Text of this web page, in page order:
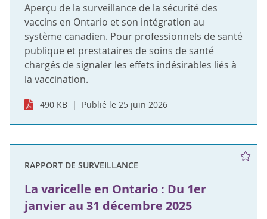
Aperçu de la surveillance de la sécurité des
vaccins en Ontario et son intégration au
système canadien. Pour professionnels de santé
publique et prestataires de soins de santé
chargés de signaler les effets indésirables liés à
la vaccination.
490 KB Publié le 25 juin 2026
RAPPORT DE SURVEILLANCE
La varicelle en Ontario : Du 1er
janvier au 31 décembre 2025